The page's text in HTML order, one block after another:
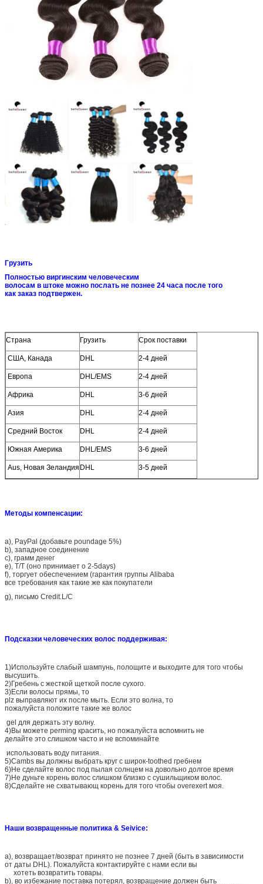
Грузить
Полностью виргинским человеческим
волосам в штоке можно послать не познее 24 часа после того
как заказ подтвержен.
Страна Грузить Срок поставки
США, Канада DHL 2-4 дней
Европа DHL/EMS 2-4 дней
Африка DHL 3-6 дней
Азия DHL 2-4 дней
Средний Восток DHL 2-4 дней
Южная Америка DHL/EMS 3-6 дней
Aus, Новая Зеландия DHL 3-5 дней
Методы компенсации:
a), PayPal (добавьте poundage 5%)
b), западное соединение
c), грамм денег
e), T/T (оно принимает о 2-5days)
f), торгует обеспечением (гарантия группы Alibaba
все требования как такие же как покупатели
g), письмо Credit.L/C
Подсказки человеческих волос поддерживая:
1)Используйте слабый шампунь, полощите и выходите для того чтобы
высушить.
2)Гребень с жесткой щеткой после сухого.
3)Если волосы прямы, то
plz выправляют их после мыть. Если это волна, то
пожалуйста положите такие же волос
gel для держать эту волну.
4)Вы можете perming красить, но пожалуйста вспомнить не
делайте это слишком часто и не вспоминайте
использовать воду питания.
5)Cambs вы должны выбрать круг с широк-toothed гребнем
6)Не сделайте волос под пылая солнцем на довольно долгое время
7)Не дуньте корень волос слишком близко с сушильщиком волос.
8)Сделайте не схватывающ корень для того чтобы overexert моя.
Наши возвращенные политика & Seivice:
a), возвращает/возврат принято не познее 7 дней (быть в зависимости
от даты DHL). Пожалуйста контактируйте с нами если вы
хотеть возвратить товары.
b), во избежание поставка потерял, возвращение должен быть